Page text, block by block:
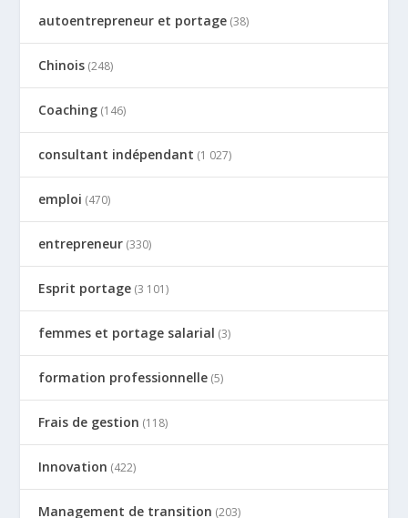
autoentrepreneur et portage (38)
Chinois (248)
Coaching (146)
consultant indépendant (1 027)
emploi (470)
entrepreneur (330)
Esprit portage (3 101)
femmes et portage salarial (3)
formation professionnelle (5)
Frais de gestion (118)
Innovation (422)
Management de transition (203)